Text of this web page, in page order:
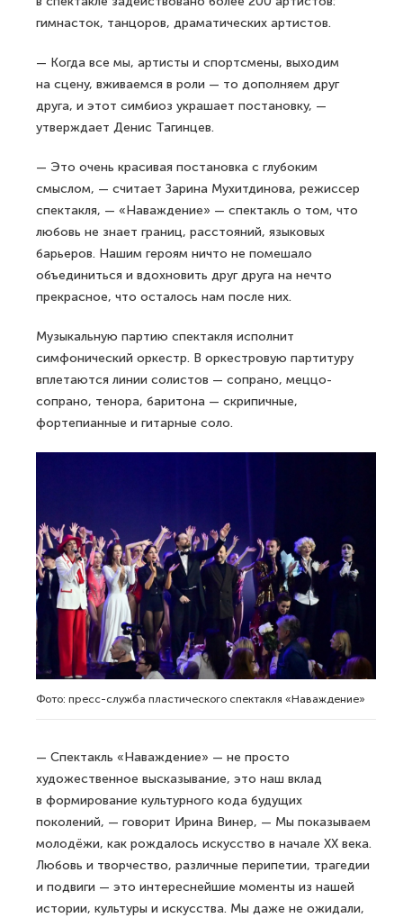
гимнасток, танцоров, драматических артистов.
— Когда все мы, артисты и спортсмены, выходим
на сцену, вживаемся в роли — то дополняем друг
друга, и этот симбиоз украшает постановку, —
утверждает Денис Тагинцев.
— Это очень красивая постановка с глубоким
смыслом, — считает Зарина Мухитдинова, режиссер
спектакля, — «Наваждение» — спектакль о том, что
любовь не знает границ, расстояний, языковых
барьеров. Нашим героям ничто не помешало
объединиться и вдохновить друг друга на нечто
прекрасное, что осталось нам после них.
Музыкальную партию спектакля исполнит
симфонический оркестр. В оркестровую партитуру
вплетаются линии солистов — сопрано, меццо-
сопрано, тенора, баритона — скрипичные,
фортепианные и гитарные соло.
Фото: пресс-служба пластического спектакля «Наваждение»
— Спектакль «Наваждение» — не просто
художественное высказывание, это наш вклад
в формирование культурного кода будущих
поколений, — говорит Ирина Винер, — Мы показываем
молодёжи, как рождалось искусство в начале XX века.
Любовь и творчество, различные перипетии, трагедии
и подвиги — это интереснейшие моменты из нашей
истории, культуры и искусства. Мы даже не ожидали,